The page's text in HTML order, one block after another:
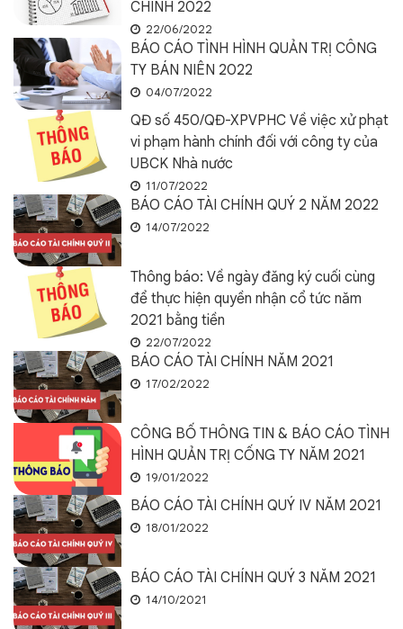
CHÍNH 2022
22/06/2022
BÁO CÁO TÌNH HÌNH QUẢN TRỊ CÔNG
TY BÁN NIÊN 2022
04/07/2022
QĐ số 450/QĐ-XPVPHC Về việc xử phạt
vi phạm hành chính đối với công ty của
UBCK Nhà nước
11/07/2022
BÁO CÁO TÀI CHÍNH QUÝ 2 NĂM 2022
14/07/2022
Thông báo: Về ngày đăng ký cuối cùng
để thực hiện quyền nhận cổ tức năm
2021 bằng tiền
22/07/2022
BÁO CÁO TÀI CHÍNH NĂM 2021
17/02/2022
CÔNG BỐ THÔNG TIN & BÁO CÁO TÌNH
HÌNH QUẢN TRỊ CỐNG TY NĂM 2021
19/01/2022
BÁO CÁO TÀI CHÍNH QUÝ IV NĂM 2021
18/01/2022
BÁO CÁO TÀI CHÍNH QUÝ 3 NĂM 2021
14/10/2021